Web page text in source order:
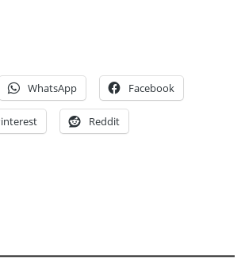
WhatsApp Facebook
Reddit